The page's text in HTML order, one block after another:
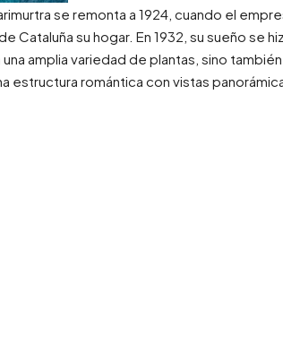
se remonta a 1924, cuando el
Cataluña su hogar. En 1932, su sueño se
amplia variedad de plantas, sino
estructura romántica con vistas